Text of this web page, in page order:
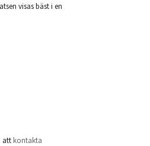
visas bäst i en
att kontakta